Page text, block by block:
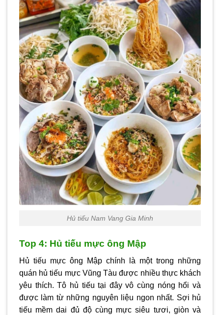
Hủ tiếu Nam Vang Gia Minh
Top 4: Hủ tiếu mực ông Mập
Hủ tiếu mực ông Mập chính là một trong những
quán hủ tiếu mực Vũng Tàu được nhiều thực khách
yêu thích. Tô hủ tiếu tại đây vô cùng nóng hổi và
được làm từ những nguyên liệu ngon nhất. Sợi hủ
tiếu mềm dai đủ độ cùng mực siêu tươi, giòn và